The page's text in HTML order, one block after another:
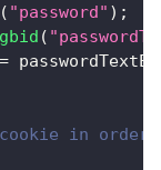
( "password" ) ;
gbid (
=
cookie in